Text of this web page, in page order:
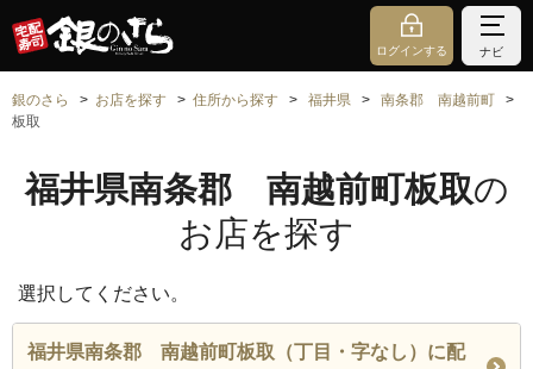
ログインする ナビ
銀のさら お店を探す 住所から探す 福井県
南条郡 南越前町
板取
福井県南条郡 南越前町板取の
お店を探す
選択してください。
福井県南条郡 南越前町板取（丁目・字なし）に配